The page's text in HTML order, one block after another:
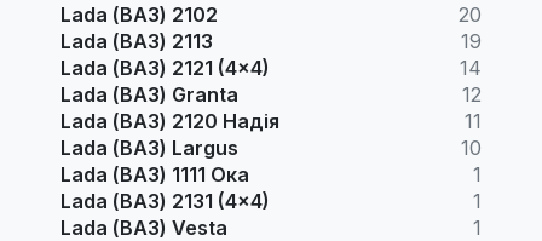
Lada (ВАЗ) 2102
20
Lada (ВАЗ) 2113
19
Lada (ВАЗ) 2121 (4x4)
14
Lada (ВАЗ) Granta
12
Lada (ВАЗ) 2120 Надія
11
Lada (ВАЗ) Largus
10
Lada (ВАЗ) 1111 Ока
1
Lada (ВАЗ) 2131 (4x4)
1
Lada (ВАЗ) Vesta
1